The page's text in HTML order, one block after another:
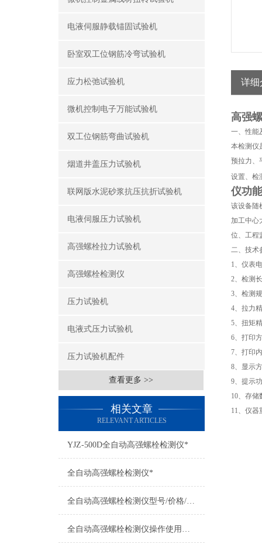
电液伺服静载锚固试验机
卧室双工位钢筋冷弯试验机
应力松弛试验机
微机控制电子万能试验机
双工位钢筋弯曲试验机
烟道井盖压力试验机
联网版水泥砂浆抗压抗折试验机
电液伺服压力试验机
高强螺栓拉力试验机
高强螺栓检测仪
压力试验机
电液式压力试验机
压力试验机配件
查看更多 >>
相关文章
RELEVANT ARTICLES
YJZ-500D全自动高强螺栓检测仪*
全自动高强螺栓检测仪*
全自动高强螺栓检测仪型号/价格/图片/*
全自动高强螺栓检测仪操作使用说明书
详细
高强
一、性能
本检测仪
预拉力、
设置、检
仪功能
该设备随
加工中心
位、工程
二、技术
1、仪表
2、检测
3、检测
4、拉力
5、扭矩
6、打印
7、打印
8、显示
9、提示
10、存储
11、仪器